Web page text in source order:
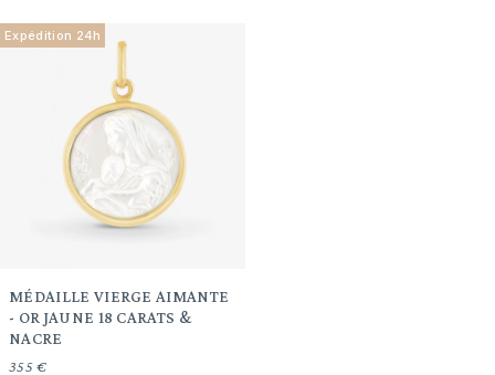
Expédition 24h
MÉDAILLE VIERGE AIMANTE
- OR JAUNE 18 CARATS &
NACRE
355 €